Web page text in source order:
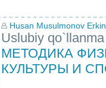
Husan Musulmonov
Uslubiy qo`llanma
МЕТОДИКА
КУЛЬТУРЫ И